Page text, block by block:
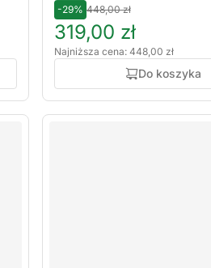
-29% 448,00 zł
319,00 zł
Najniższa cena: 448,00 zł
Do koszyka